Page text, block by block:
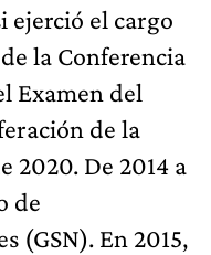
ejerció el cargo
la Conferencia
Examen del
de la
2020. De 2014 a
de
(GSN). En 2015,